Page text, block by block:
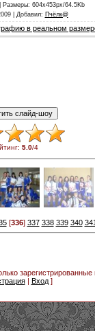
Размеры: 604x453px/64.5Kb
| Добавил: Пчёлк@
в реальном
: 5.0/4
[336] 337 338 339 340 341
зарегистрированные
| Вход]